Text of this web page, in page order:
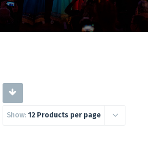
Show: 12 Products per page